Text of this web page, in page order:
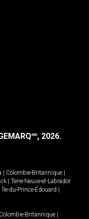
MD, 2026.
Colombie-Britannique
Terre-Neuve-et-Labrador
Île-du-Prince-Édouard
Colombie-Britannique